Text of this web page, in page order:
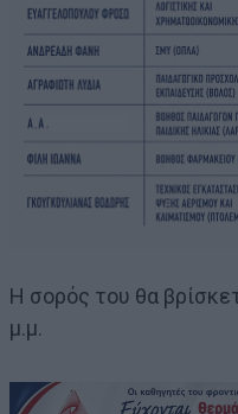
Η σορός του θα
μ.μ.